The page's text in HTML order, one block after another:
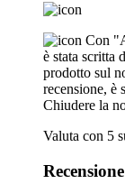
Con
è stata scritta
prodotto sul
recensione, è
Chiudere la
Valuta con 5